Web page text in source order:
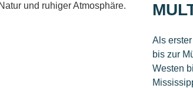
Als
bis zur
Westen